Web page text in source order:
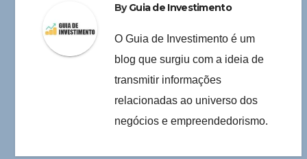
ByGuia de Investimento
O Guia de Investimento é um
blog que surgiu com a ideia de
transmitir informações
relacionadas ao universo dos
negócios e empreendedorismo.